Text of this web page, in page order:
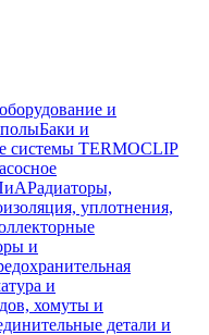
и
Баки и
системы TERMOCLIP
Радиаторы,
уплотнения,
и
и
хомуты и
детали и